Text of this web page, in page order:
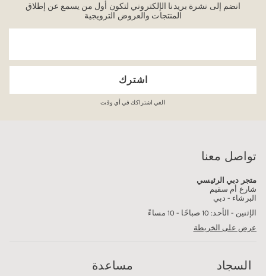
انضم إلى نشرة بريدنا الإلكتروني لتكون أول من يسمع عن إطلاق
المنتجات والعروض الترويجية
اشترك
الغي اشتراكك في أي وقت
تواصل معنا
متجر دبي الرئيسي
شارع أم سقيم
البرشاء - دبي
الإثنين - الأحد: 10 صباحًا - 10 مساءً
عرض على الخريطة
السجاد مساعدة